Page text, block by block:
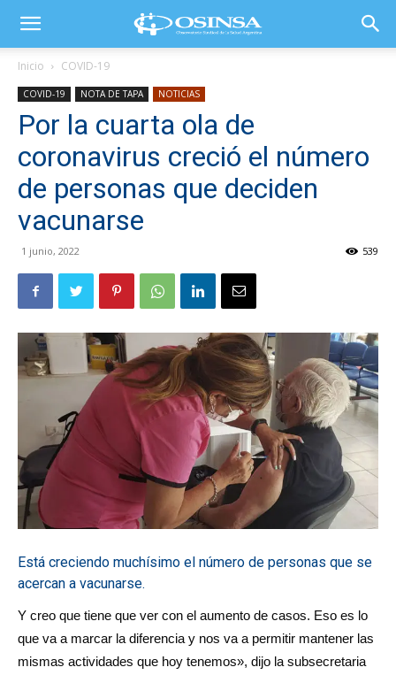
Inicio COVID-19
COVID-19 NOTA DE TAPA NOTICIAS
Por la cuarta ola de
coronavirus creció el número
de personas que deciden
vacunarse
1 junio, 2022 539
Está creciendo muchísimo el número de personas que se
acercan a vacunarse.
Y creo que tiene que ver con el aumento de casos. Eso es lo
que va a marcar la diferencia y nos va a permitir mantener las
mismas actividades que hoy tenemos», dijo la subsecretaria